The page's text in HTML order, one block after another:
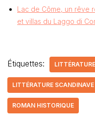
Lac de Côme, un rêve
et villas du Laggo di
Étiquettes:
LITTÉRATURE SCANDINAVE
ROMAN HISTORIQUE